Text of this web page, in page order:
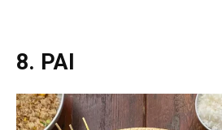
8. PAI